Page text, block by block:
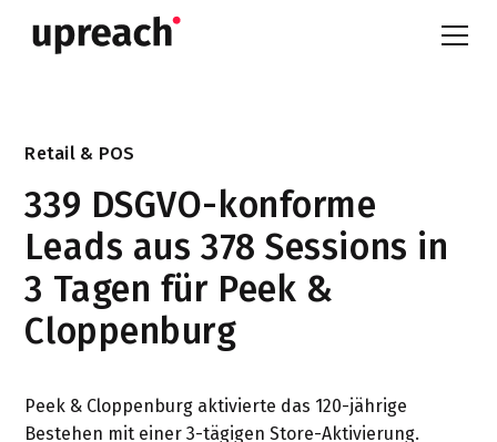
Retail & POS
339 DSGVO-konforme
Leads aus 378 Sessions in
3 Tagen für Peek &
Cloppenburg
Peek & Cloppenburg aktivierte das 120-jährige
Bestehen mit einer 3-tägigen Store-Aktivierung.